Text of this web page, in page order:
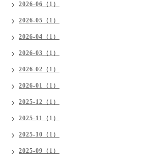
2026-06（1）
2026-05（1）
2026-04（1）
2026-03（1）
2026-02（1）
2026-01（1）
2025-12（1）
2025-11（1）
2025-10（1）
2025-09（1）